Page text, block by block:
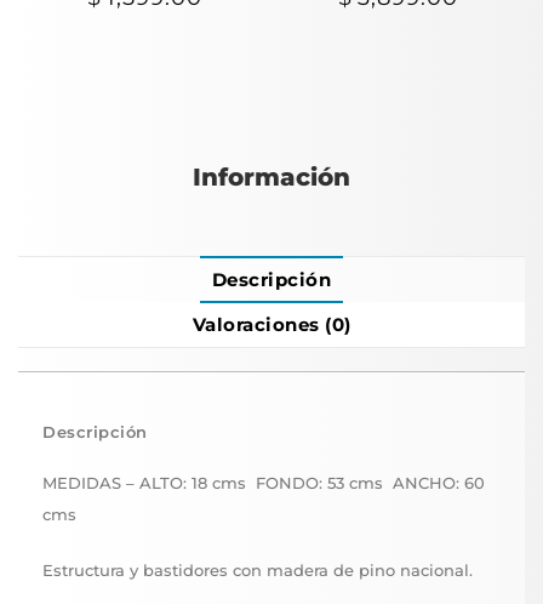
Información
Descripción
Valoraciones (0)
Descripción
MEDIDAS – ALTO: 18 cms FONDO: 53 cms ANCHO: 60
cms
Estructura y bastidores con madera de pino nacional.